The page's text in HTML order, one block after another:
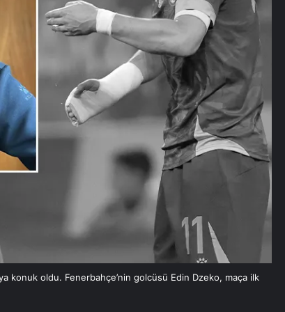
konuk oldu. Fenerbahçe’nin golcüsü Edin Dzeko, maça ilk